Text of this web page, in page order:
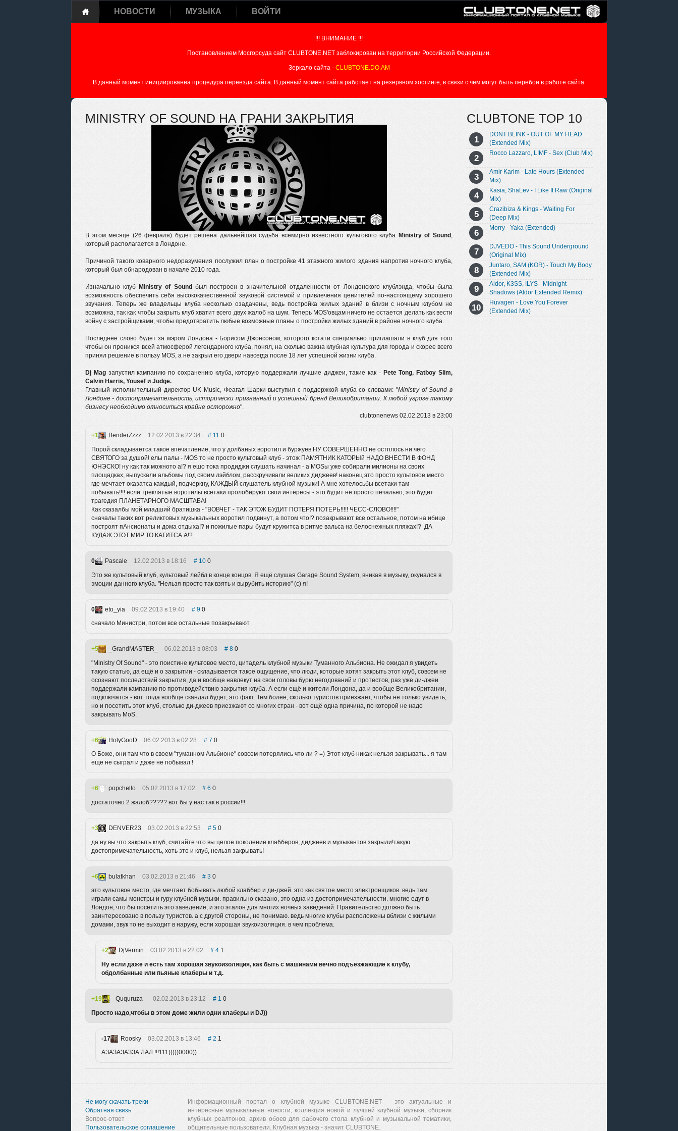
НОВОСТИ МУЗЫКА ВОЙТИ
!!! ВНИМАНИЕ !!!
Постановлением Мосгорсуда сайт CLUBTONE.NET заблокирован на территории Российской Федерации.
Зеркало сайта - CLUBTONE.DO.AM
В данный момент инициированна процедура переезда сайта. В данный момент сайта работает на резервном хостинге, в связи с чем могут быть перебои в работе сайта.
MINISTRY OF SOUND НА ГРАНИ ЗАКРЫТИЯ
В этом месяце (26 февраля) будет решена дальнейшая судьба всемирно известного культового клуба Ministry of Sound ,
который располагается в Лондоне.
Причиной такого коварного недоразумения послужил план о постройке 41 этажного жилого здания напротив ночного клуба,
который был обнародован в начале 2010 года.
Изначально клуб Ministry of Sound был построен в значительной отдаленности от Лондонского клублэнда, чтобы была
возможность обеспечить себя высококачественной звуковой системой и привлечения ценителей по-настоящему хорошего
звучания. Теперь же владельцы клуба несколько озадачены, ведь постройка жилых зданий в близи с ночным клубом не
возможна, так как чтобы закрыть клуб хватит всего двух жалоб на шум. Теперь MOS'овцам ничего не остается делать как вести
войну с застройщиками, чтобы предотвратить любые возможные планы о постройки жилых зданий в районе ночного клуба.
Последнее слово будет за мэром Лондона - Борисом Джонсоном, которого кстати специально приглашали в клуб для того
чтобы он проникся всей атмосферой легендарного клуба, понял, на сколько важна клубная культура для города и скорее всего
принял решение в пользу MOS, а не закрыл его двери навсегда после 18 лет успешной жизни клуба.
Dj Magзапустил кампанию по сохранению клуба, которую поддержали лучшие диджеи, такие как - Pete Tong, Fatboy Slim,
Calvin Harris, Yousef и Judge.
Главный исполнительный директор UK Music, Феагал Шарки выступил с поддержкой клуба со словами: "Ministry of Sound в
Лондоне - достопримечательность, исторически признанный и успешный бренд Великобритании. К любой угрозе такому
бизнесу необходимо относиться крайне осторожно".
clubtonenews 02.02.2013 в 23:00
1 BenderZzzz 12.02.2013 в 22:34 11 0
Порой складываетса такое впечатление, что у долбаных воротил и буржуев НУ СОВЕРШЕННО не остплось ни чего
СВЯТОГО за душой! елы палы - MOS то не просто культовый клуб - этож ПАМЯТНИК КАТОРЫй НАДО ВНЕСТИ В ФОНД
ЮНЭСКО! ну как так можното а!? я ешо тока продиджи слушать начинал - а MOSы уже собирали милионы на своих
площадках, выпускали альбомы под своим лэйблом, расскручивали великих диджеев! наконец это просто культовое место
где мечтает оказатса каждый, подчеркну, КАЖДЫЙ слушатель клубной музыки! А мне хотелосьбы всетаки там
побывать!!!! если треклятые воротилы всетаки пролобируют свои интересы - это будит не просто печально, это будит
трагедия ПЛАНЕТАРНОГО МАСШТАБА!
Как сказалбы мой младший братишка - "ВОВЧЕГ - ТАК ЭТОЖ БУДИТ ПОТЕРЯ ПОТЕРЬ!!!!! ЧЕСС-СЛОВО!!!!"
сначалы таких вот реликтовых музыкальных воротил подвинут, а потом что!? позакрывают все остальное, потом на ибице
построят пАнсионаты и дома отдыха!? и пожилые пары будут кружитса в ритме вальса на белоснежных пляжах!? ДА
КУДАЖ ЭТОТ МИР ТО КАТИТСА А!?
0 Pascale 12.02.2013 в 18:16 100
Это же культовый клуб, культовый лейбл в конце концов. Я ещё слушая Garage Sound System, вникая в музыку, окунался в
эмоции данного клуба. "Нельзя просто так взять и вырубить историю" (с) я!
0 eto_yia 09.02.2013 в 19:40 90
сначало Министри, потом все остальные позакрывают
5 _GrandMASTER_ 06.02.2013 в 08:03 80
"Ministry Of Sound" - это поистине культовое место, цитадель клубной музыки Туманного Альбиона. Не ожидал я увидеть
такую статью, да ещё и о закрытии - складывается такое ощущение, что люди, которые хотят закрыть этот клуб, совсем не
осознают последствий закрытия, да и вообще навлекут на свои головы бурю негодований и протестов, раз уже ди-джеи
поддержали кампанию по противодействию закрытия клуба. А если ещё и жители Лондона, да и вообще Великобритании,
подключатся - вот тогда вообще скандал будет, это факт. Тем более, сколько туристов приезжает, чтобы не только увидеть,
но и посетить этот клуб, столько ди-джеев приезжают со многих стран - вот ещё одна причина, по которой не надо
закрывать MoS.
6 HolyGooD 06.02.2013 в 02:28 7 0
О Боже, они там что в своем "туманном Альбионе" совсем потерялись что ли ? =) Этот клуб никак нельзя закрывать... я там
еще не сыграл и даже не побывал !
6 popchello 05.02.2013 в 17:02 6 0
достаточно 2 жалоб????? вот бы у нас так в россии!!!
3 DENVER23 03.02.2013 в 22:53 50
да ну вы что закрыть клуб, считайте что вы целое поколение клабберов, диджеев и музыкантов закрыли!такую
достопримечательность, хоть это и клуб, нельзя закрывать!
6 bulatkhan 03.02.2013 в 21:46 3 0
это культовое место, где мечтает бобывать любой клаббер и ди-джей. это как святое место электронщиков. ведь там
играли самы монстры и гуру клубной музыки. правильно сказано, это одна из достопримечательности. многие едут в
Лондон, что бы посетить это заведение, и это эталон для многих ночных заведений. Правительство должно быть
заинтересовано в пользу туристов. а с другой стороны, не понимаю. ведь многие клубы расположены вблизи с жилыми
домами, звук то не выходит в наружу, если хорошая звукоизоляция. в чем проблема.
2 DjVermin 03.02.2013 в 22:02 41
Ну если даже и есть там хорошая звукоизоляция, как быть с машинами вечно подъезжающие к клубу,
обдолбанные или пьяные клаберы и т.д.
19 _Ququruza_ 02.02.2013 в 23:12 1 0
Просто надо,чтобы в этом доме жили одни клаберы и DJ))
-17 Roosky 03.02.2013 в 13:46 2 1
АЗАЗАЗАЗЗА ЛАЛ !!!111)))))0000))
CLUBTONE TOP 10
DONT BLINK - OUT OF MY HEAD
(Extended Mix)
Rocco Lazzaro, L!MF - Sex (Club Mix)
Amir Karim - Late Hours (Extended
Mix)
Kasia, ShaLev - I Like It Raw (Original
Mix)
Crazibiza & Kings - Waiting For
(Deep Mix)
Morry - Yaka (Extended)
DJVEDO - This Sound Underground
(Original Mix)
Juntaro, SAM (KOR) - Touch My Body
(Extended Mix)
Aldor, K3SS, ILYS - Midnight
Shadows (Aldor Extended Remix)
Huvagen - Love You Forever
(Extended Mix)
Не могу скачать треки
Обратная связь
Вопрос-ответ
Пользовательское соглашение
Информационный портал о клубной музыке CLUBTONE.NET - это актуальные и
интересные музыкальные новости, коллекция новой и лучшей клубной музыки, сборник
клубных реалтонов, архив обоев для рабочего стола клубной и музыкальной тематики,
общительные пользователи. Клубная музыка - значит CLUBTONE.